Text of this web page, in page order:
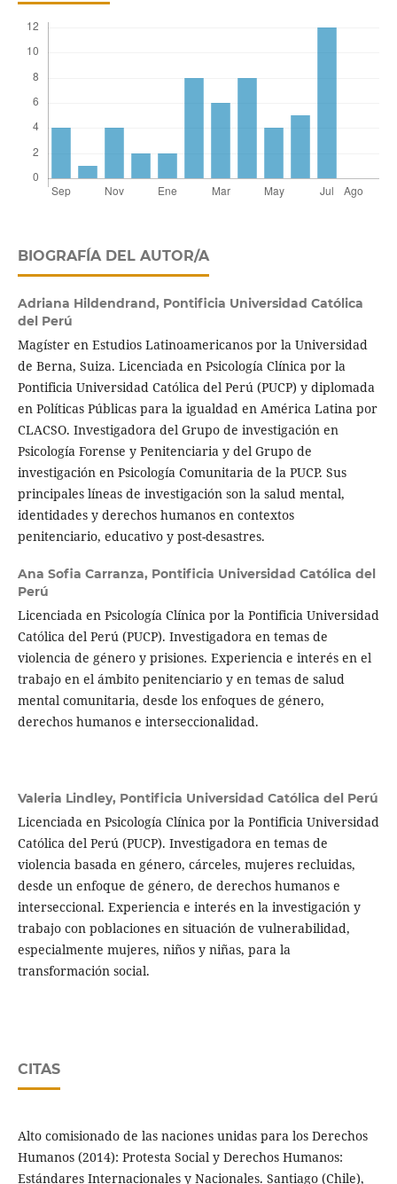
BIOGRAFÍA DEL AUTOR/A
Adriana Hildendrand, Pontificia Universidad Católica
del Perú
Magíster en Estudios Latinoamericanos por la Universidad
de Berna, Suiza. Licenciada en Psicología Clínica por la
Pontificia Universidad Católica del Perú (PUCP) y diplomada
en Políticas Públicas para la igualdad en América Latina por
CLACSO. Investigadora del Grupo de investigación en
Psicología Forense y Penitenciaria y del Grupo de
investigación en Psicología Comunitaria de la PUCP. Sus
principales líneas de investigación son la salud mental,
identidades y derechos humanos en contextos
penitenciario, educativo y post-desastres.
Ana Sofia Carranza, Pontificia Universidad Católica del
Perú
Licenciada en Psicología Clínica por la Pontificia Universidad
Católica del Perú (PUCP). Investigadora en temas de
violencia de género y prisiones. Experiencia e interés en el
trabajo en el ámbito penitenciario y en temas de salud
mental comunitaria, desde los enfoques de género,
derechos humanos e interseccionalidad.
Valeria Lindley, Pontificia Universidad Católica del Perú
Licenciada en Psicología Clínica por la Pontificia Universidad
Católica del Perú (PUCP). Investigadora en temas de
violencia basada en género, cárceles, mujeres recluidas,
desde un enfoque de género, de derechos humanos e
interseccional. Experiencia e interés en la investigación y
trabajo con poblaciones en situación de vulnerabilidad,
especialmente mujeres, niños y niñas, para la
transformación social.
CITAS
Alto comisionado de las naciones unidas para los Derechos
Humanos (2014): Protesta Social y Derechos Humanos:
Estándares Internacionales y Nacionales. Santiago (Chile),